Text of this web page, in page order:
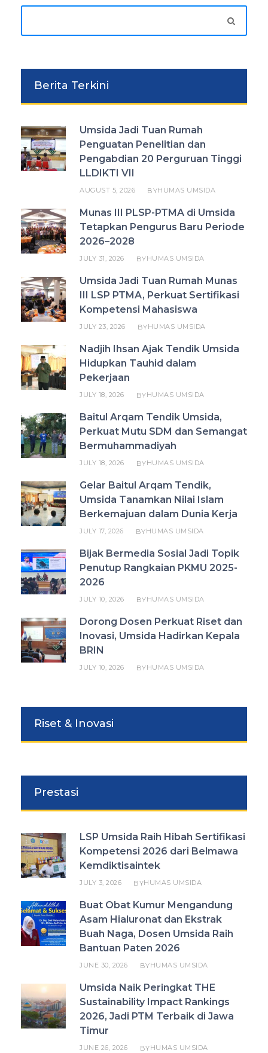
Berita Terkini
Umsida Jadi Tuan Rumah
Penguatan Penelitian dan
Pengabdian 20 Perguruan Tinggi
LLDIKTI VII
AUGUST 5, 2026 BYHUMAS UMSIDA
Munas III PLSP-PTMA di Umsida
Tetapkan Pengurus Baru Periode
2026–2028
JULY 31, 2026 BYHUMAS UMSIDA
Umsida Jadi Tuan Rumah Munas
III LSP PTMA, Perkuat Sertifikasi
Kompetensi Mahasiswa
JULY 23, 2026 BYHUMAS UMSIDA
Nadjih Ihsan Ajak Tendik Umsida
Hidupkan Tauhid dalam
Pekerjaan
JULY 18, 2026 BYHUMAS UMSIDA
Baitul Arqam Tendik Umsida,
Perkuat Mutu SDM dan Semangat
Bermuhammadiyah
JULY 18, 2026 BYHUMAS UMSIDA
Gelar Baitul Arqam Tendik,
Umsida Tanamkan Nilai Islam
Berkemajuan dalam Dunia Kerja
JULY 17, 2026 BYHUMAS UMSIDA
Bijak Bermedia Sosial Jadi Topik
Penutup Rangkaian PKMU 2025-
2026
JULY 10, 2026 BYHUMAS UMSIDA
Dorong Dosen Perkuat Riset dan
Inovasi, Umsida Hadirkan Kepala
BRIN
JULY 10, 2026 BYHUMAS UMSIDA
Riset & Inovasi
Prestasi
LSP Umsida Raih Hibah Sertifikasi
Kompetensi 2026 dari Belmawa
Kemdiktisaintek
JULY 3, 2026 BYHUMAS UMSIDA
Buat Obat Kumur Mengandung
Asam Hialuronat dan Ekstrak
Buah Naga, Dosen Umsida Raih
Bantuan Paten 2026
JUNE 30, 2026 BYHUMAS UMSIDA
Umsida Naik Peringkat THE
Sustainability Impact Rankings
2026, Jadi PTM Terbaik di Jawa
Timur
JUNE 26, 2026 BYHUMAS UMSIDA